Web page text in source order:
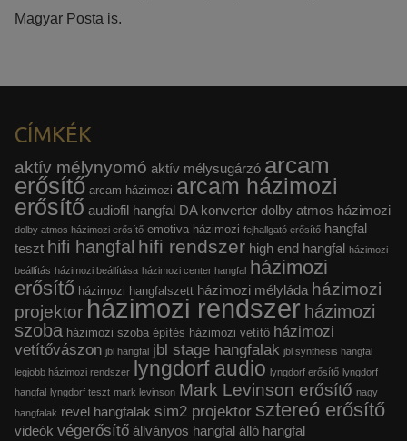
Magyar Posta is.
CÍMKÉK
aktív mélynyomó aktív mélysugárzó arcam
erősítő arcam házimozi arcam házimozi
erősítő audiofil hangfal DA konverter dolby atmos házimozi
dolby atmos házimozi erősítő emotiva házimozi fejhallgató erősítő hangfal
teszt hifi hangfal hifi rendszer high end hangfal házimozi
beállítás házimozi beállítása házimozi center hangfal házimozi
erősítő házimozi hangfalszett házimozi mélyláda házimozi
projektor házimozi rendszer házimozi
szoba házimozi szoba építés házimozi vetítő házimozi
vetítővászon jbl hangfal jbl stage hangfalak jbl synthesis hangfal
legjobb házimozi rendszer
lyngdorf audio lyngdorf erősítő lyngdorf
hangfal
lyngdorf teszt mark levinson Mark Levinson erősítő nagy
hangfalak revel hangfalak sim2 projektor sztereó erősítő
videók végerősítő állványos hangfal álló hangfal